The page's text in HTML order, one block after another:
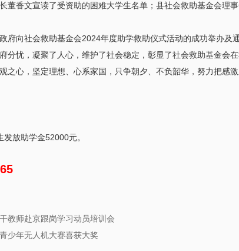
董香文宣读了受资助的困难大学生名单；县社会救助基金会理
府向社会救助基金会2024年度助学救助仪式活动的成功举办
分忧，凝聚了人心，维护了社会稳定，彰显了社会救助基金
之心，坚定理想、心系家国，只争朝夕、不负韶华，努力把感
放助学金52000元。
教师赴京跟岗学习动员培训会
少年无人机大赛喜获大奖